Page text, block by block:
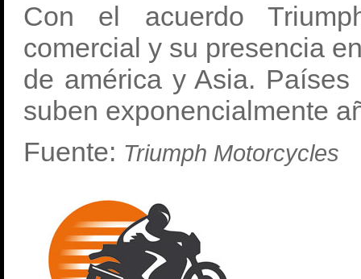
Con el acuerdo
comercial y su presencia
de américa y Asia.
suben exponencialmente
Fuente: Triumph Motorcycles